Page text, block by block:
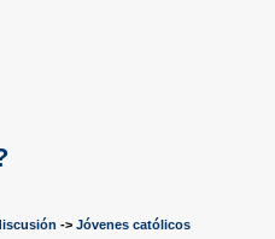
-> Jóvenes católicos